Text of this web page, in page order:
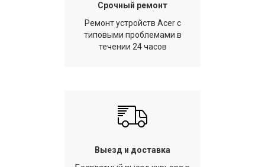
Срочный ремонт
Ремонт устройств Acer с
типовыми проблемами в
течении 24 часов
Выезд и доставка